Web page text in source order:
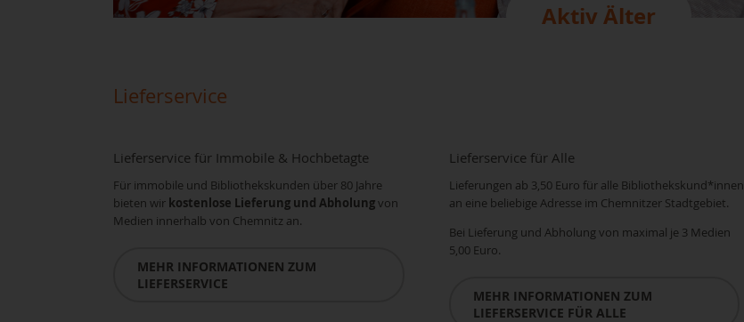
Aktiv Älter
Lieferservice
Lieferservice für Immobile & Hochbetagte
Für immobile und Bibliothekskunden über 80 Jahre
bieten wir kostenlose Lieferung und Abholungvon
Medien innerhalb von Chemnitz an.
MEHR INFORMATIONEN ZUM
LIEFERSERVICE
Lieferservice für Alle
Lieferungen ab 3,50 Euro für alle Bibliothekskund*innen
an eine beliebige Adresse im Chemnitzer Stadtgebiet.
Bei Lieferung und Abholung von maximal je 3 Medien
5,00 Euro.
MEHR INFORMATIONEN ZUM
LIEFERSERVICE FÜR ALLE